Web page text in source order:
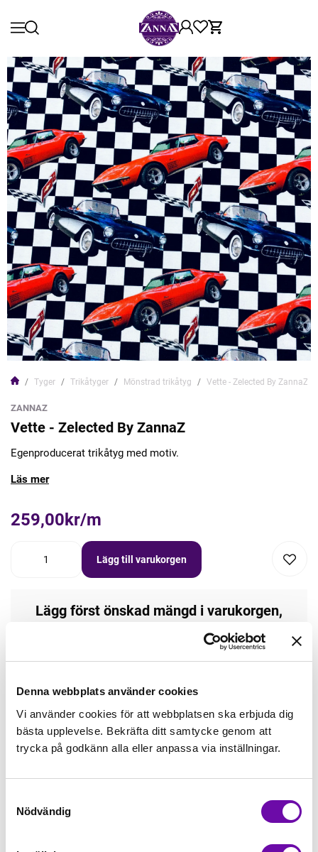
Denna webbplats använder cookies
Vi använder cookies för att webbplatsen ska erbjuda dig
bästa upplevelse. Bekräfta ditt samtycke genom att
trycka på godkänn alla eller anpassa via inställningar.
Nödvändig
Tyger Trikåtyger Mönstrad trikåtyg Vette - Zelected By ZannaZ
ZANNAZ
Vette - Zelected By ZannaZ
Egenproducerat trikåtyg med motiv.
Läs mer
259,00kr/m
Lägg till varukorgen
Lägg först önskad mängd i varukorgen,
Tråd matchande +45,00kr
Mudd matchande +39,50kr
Enfärgat matchande +49,00kr
Finns i lager